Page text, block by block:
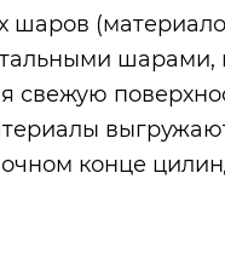
шаров
свежую
конце